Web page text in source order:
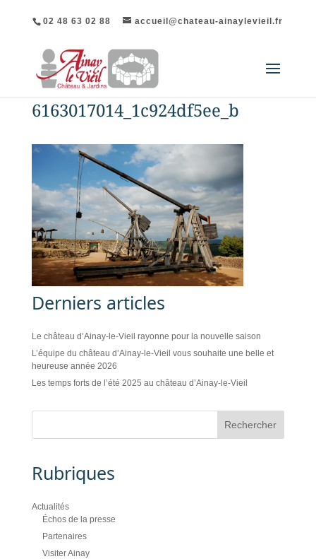
02 48 63 02 88 accueil@chateau-ainaylevieil.fr
6163017014_1c924df5ee_b
Derniers articles
Le château d’Ainay-le-Vieil rayonne pour la nouvelle saison
L’équipe du château d’Ainay-le-Vieil vous souhaite une belle et
heureuse année 2026
Les temps forts de l’été 2025 au château d’Ainay-le-Vieil
Rubriques
Actualités
Échos de la presse
Partenaires
Visiter Ainay